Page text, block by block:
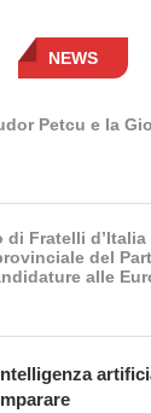
NEWS
Petcu e la
Fratelli
del
alle